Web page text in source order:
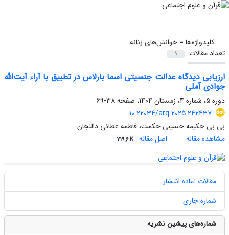
کلیدواژه‌ها =خوانش‌های زنانه
تعداد مقالات:
1
ارزیابی دیدگاه عدالت جنسیتی اسما بارلاس در تطبیق با آراء آیت‌الله
جوادی آملی
دوره 5، شماره 4، زمستان 1404، صفحه
38-69
10.22034/arq.2025.242437
بی بی حکیمه حسینی حکمت، فاطمه عطائی دالنجان
مشاهده مقاله
اصل مقاله 719.6 K
مقالات آماده انتشار
شماره جاری
شماره‌های پیشین نشریه